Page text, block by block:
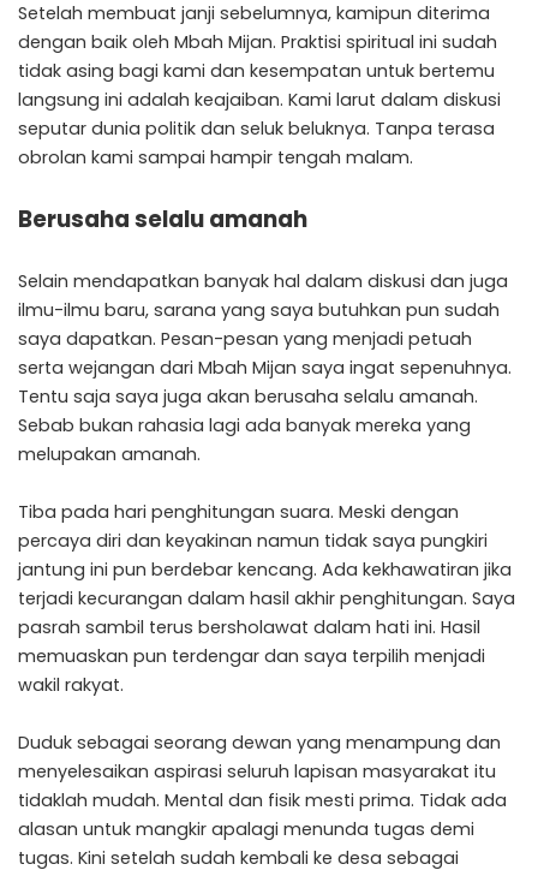
Setelah membuat janji sebelumnya, kamipun diterima
dengan baik oleh Mbah Mijan. Praktisi spiritual ini sudah
tidak asing bagi kami dan kesempatan untuk bertemu
langsung ini adalah keajaiban. Kami larut dalam diskusi
seputar dunia politik dan seluk beluknya. Tanpa terasa
obrolan kami sampai hampir tengah malam.
Berusaha selalu amanah
Selain mendapatkan banyak hal dalam diskusi dan juga
ilmu-ilmu baru, sarana yang saya butuhkan pun sudah
saya dapatkan. Pesan-pesan yang menjadi petuah
serta wejangan dari Mbah Mijan saya ingat sepenuhnya.
Tentu saja saya juga akan berusaha selalu amanah.
Sebab bukan rahasia lagi ada banyak mereka yang
melupakan amanah.
Tiba pada hari penghitungan suara. Meski dengan
percaya diri dan keyakinan namun tidak saya pungkiri
jantung ini pun berdebar kencang. Ada kekhawatiran jika
terjadi kecurangan dalam hasil akhir penghitungan. Saya
pasrah sambil terus bersholawat dalam hati ini. Hasil
memuaskan pun terdengar dan saya terpilih menjadi
wakil rakyat.
Duduk sebagai seorang dewan yang menampung dan
menyelesaikan aspirasi seluruh lapisan masyarakat itu
tidaklah mudah. Mental dan fisik mesti prima. Tidak ada
alasan untuk mangkir apalagi menunda tugas demi
tugas. Kini setelah sudah kembali ke desa sebagai